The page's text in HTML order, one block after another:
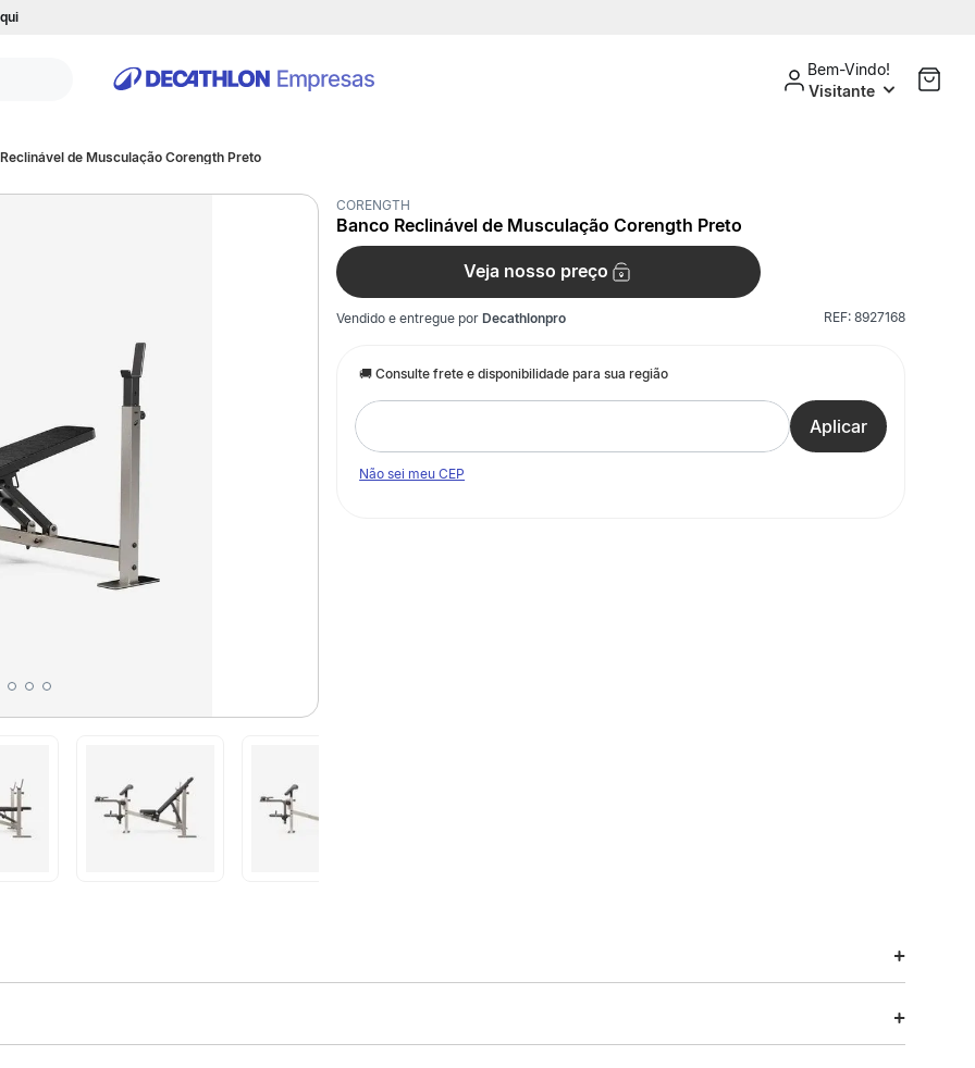
Bem-Vindo!
Visitante
de Musculação Corength Preto
CORENGTH
Banco Reclinável de Musculação Corength Preto
Veja nosso preço
Vendido e entregue porDecathlonpro REF: 8927168
Não sei meu CEP